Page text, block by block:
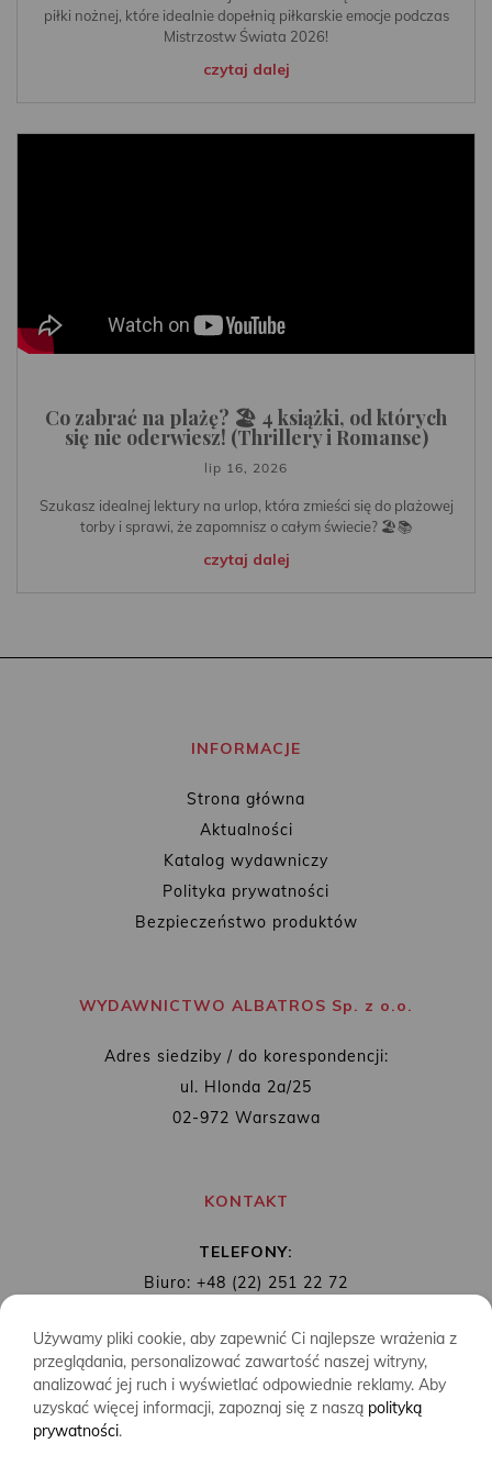
piłki nożnej, które idealnie dopełnią piłkarskie emocje podczas
Mistrzostw Świata 2026!
czytaj dalej
Co zabrać na plażę? 🏖️ 4 książki, od których
się nie oderwiesz! (Thrillery i Romanse)
lip 16, 2026
Szukasz idealnej lektury na urlop, która zmieści się do plażowej
torby i sprawi, że zapomnisz o całym świecie? 🏖️📚
czytaj dalej
INFORMACJE
Strona główna
Aktualności
Katalog wydawniczy
Polityka prywatności
Bezpieczeństwo produktów
WYDAWNICTWO ALBATROS Sp. z o.o.
Adres siedziby / do korespondencji:
ul. Hlonda 2a/25
02-972 Warszawa
KONTAKT
TELEFONY:
Biuro: +48 (22) 251 22 72
MAIL: biuro@wydawnictwoalbatros.com
Używamy pliki cookie, aby zapewnić Ci najlepsze wrażenia z
przeglądania, personalizować zawartość naszej witryny,
analizować jej ruch i wyświetlać odpowiednie reklamy. Aby
uzyskać więcej informacji, zapoznaj się z naszą polityką
prywatności.